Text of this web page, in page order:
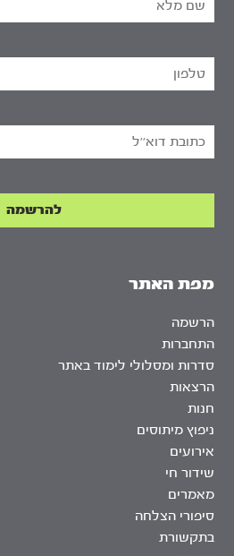
מפת האתר
הרשמה
התחברות
סדרות ומסלולי לימוד באתר
הרצאות
חנות
ניפוץ מיתוסים
אירועים
שידור חי
מאמרים
סיפורי הצלחה
בתקשורת